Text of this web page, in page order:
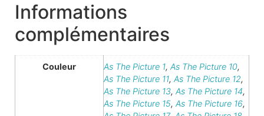
Informations
complémentaires
Couleur As The Picture 1, As The Picture 10,
As The Picture 11, As The Picture 12,
As The Picture 13, As The Picture 14,
As The Picture 15, As The Picture 16,